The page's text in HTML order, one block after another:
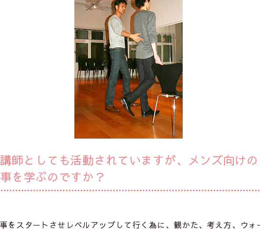
師としても活動されていますが、メンズ向け
を学ぶのですか？
をスタートさせレベルアップして行く為に、観かた、考え方、ウォ